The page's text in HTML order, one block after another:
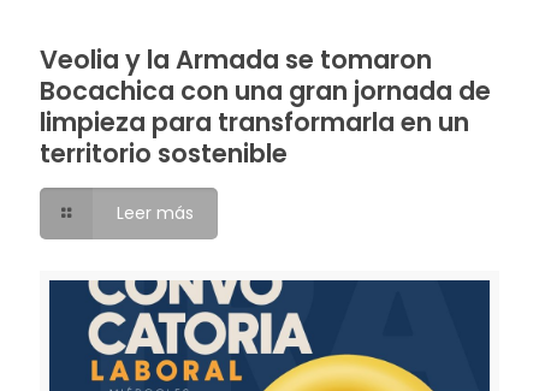
Veolia y la Armada se tomaron
Bocachica con una gran jornada de
limpieza para transformarla en un
territorio sostenible
Leer más